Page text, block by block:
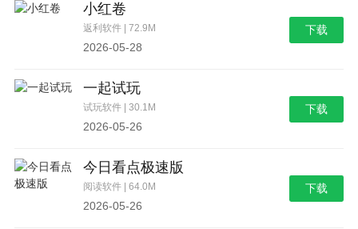
小红卷
返利软件 | 72.9M
2026-05-28
下载
一起试玩
试玩软件 | 30.1M
2026-05-26
下载
今日看点极速版
阅读软件 | 64.0M
2026-05-26
下载